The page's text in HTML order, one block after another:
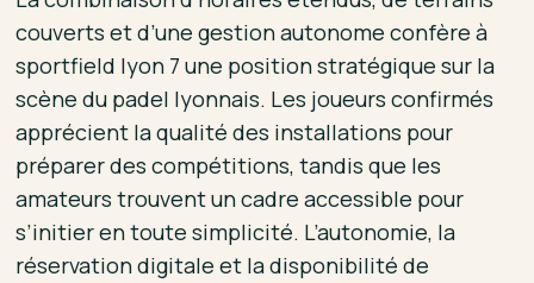
couverts et d’une gestion autonome confère à
sportfield lyon 7 une position stratégique sur la
scène du padel lyonnais. Les joueurs confirmés
apprécient la qualité des installations pour
préparer des compétitions, tandis que les
amateurs trouvent un cadre accessible pour
s’initier en toute simplicité. L’autonomie, la
réservation digitale et la disponibilité de